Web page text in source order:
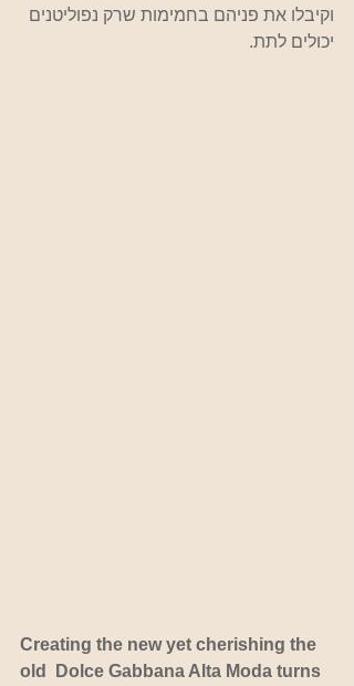
וקיבלו את פניהם בחמימות שרק נפוליטנים
יכולים לתת.
Creating the new yet cherishing the
old  Dolce Gabbana Alta Moda turns